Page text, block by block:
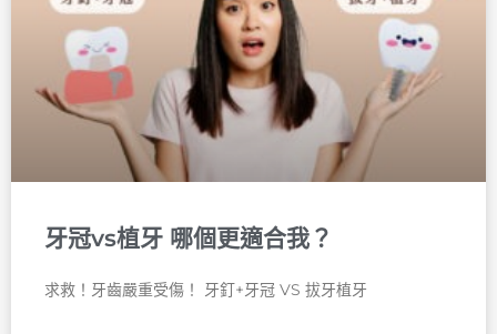
牙冠vs植牙 哪個更適合我？
求救！牙齒嚴重受傷！ 牙釘+牙冠 VS 拔牙植牙